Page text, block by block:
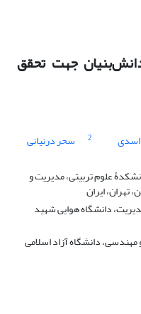
جهت تحقق
2 سحر درنیانی
علوم تربیتی، مدیریت و
تهران، ایران
دانشگاه هوایی شهید
مهندسی، دانشگاه آزاد اسلامی